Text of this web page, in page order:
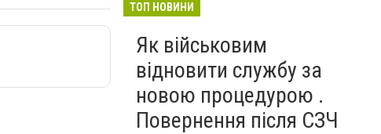
ТОП НОВИНИ
Як військовим
відновити службу за
новою процедурою .
Повернення після СЗЧ